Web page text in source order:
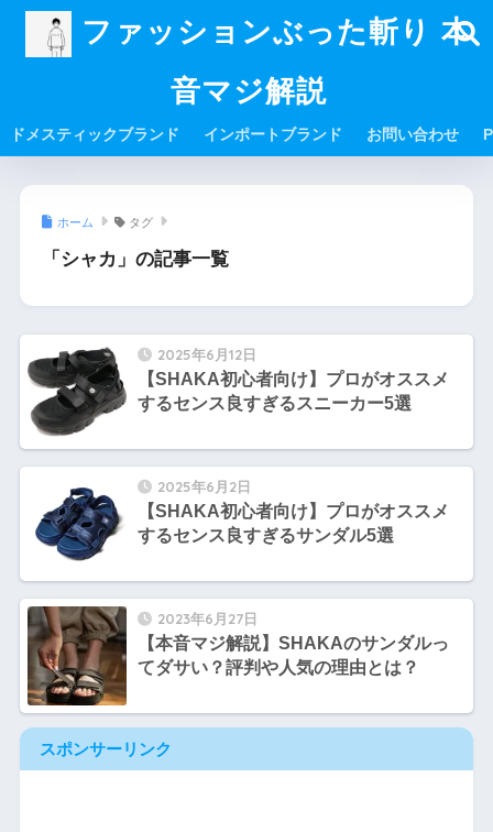
ファッションぶった斬り 本
音マジ解説
ドメスティックブランド インポートブランド お問い合わせ
ホーム タグ
「シャカ」の記事一覧
2025年6月12日
【SHAKA初心者向け】プロがオススメ
するセンス良すぎるスニーカー5選
2025年6月2日
【SHAKA初心者向け】プロがオススメ
するセンス良すぎるサンダル5選
2023年6月27日
【本音マジ解説】SHAKAのサンダルっ
てダサい？評判や人気の理由とは？
スポンサーリンク